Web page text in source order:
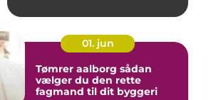
01. jun
Tømrer aalborg sådan
vælger du den rette
fagmand til dit byggeri